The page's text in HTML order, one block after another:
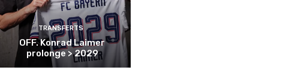
TRANSFERTS
OFF. Konrad Laimer
prolonge > 2029